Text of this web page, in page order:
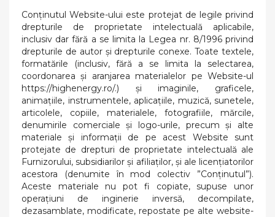
Conținutul Website-ului este protejat de legile privind
drepturile de proprietate intelectuală aplicabile,
inclusiv dar fără a se limita la Legea nr. 8/1996 privind
drepturile de autor și drepturile conexe. Toate textele,
formatările (inclusiv, fără a se limita la selectarea,
coordonarea și aranjarea materialelor pe Website-ul
https://highenergy.ro/.) și imaginile, graficele,
animațiile, instrumentele, aplicațiile, muzică, sunetele,
articolele, copiile, materialele, fotografiile, mărcile,
denumirile comerciale și logo-urile, precum și alte
materiale și informații de pe acest Website sunt
protejate de drepturi de proprietate intelectuală ale
Furnizorului, subsidiarilor și afiliaților, și ale licențiatorilor
acestora (denumite în mod colectiv ”Conținutul”).
Aceste materiale nu pot fi copiate, supuse unor
operațiuni de inginerie inversă, decompilate,
dezasamblate, modificate, repostate pe alte website-